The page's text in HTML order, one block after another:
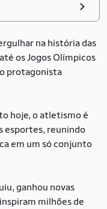
na história das
os Jogos Olímpicos
protagonista
hoje, o atletismo é
esportes, reunindo
em um só conjunto
ganhou novas
milhões de